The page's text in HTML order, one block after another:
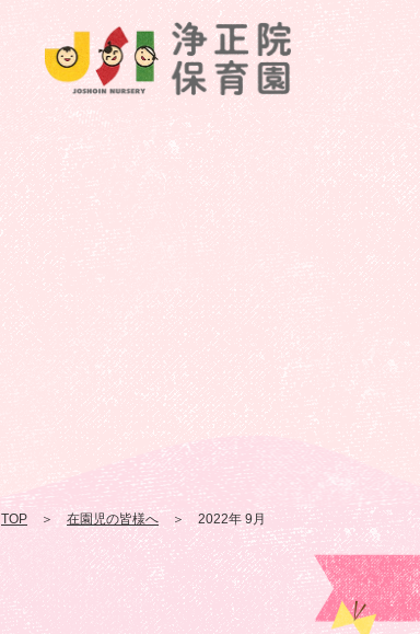
TOP ＞ 在園児の皆様へ ＞ 2022年 9月